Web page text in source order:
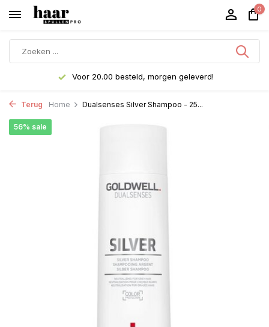
0
Voor 20.00 besteld, morgen geleverd!
Terug Home Dualsenses Silver Shampoo - 25...
56% sale